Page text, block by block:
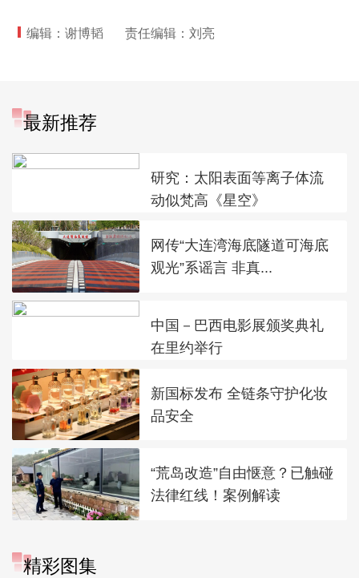
编辑：谢博韬 责任编辑：刘亮
最新推荐
研究：太阳表面等离子体流
动似梵高《星空》
网传“大连湾海底隧道可海底
观光”系谣言 非真...
中国－巴西电影展颁奖典礼
在里约举行
新国标发布 全链条守护化妆
品安全
“荒岛改造”自由惬意？已触碰
法律红线！案例解读
精彩图集